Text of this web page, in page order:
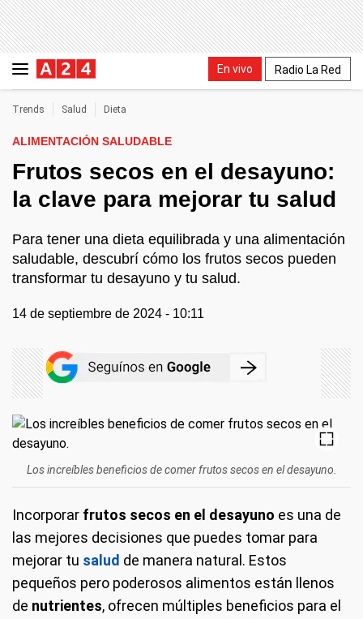
En vivo Radio La Red
Trends Salud Dieta
ALIMENTACIÓN SALUDABLE
Frutos secos en el desayuno:
la clave para mejorar tu salud
Para tener una dieta equilibrada y una alimentación
saludable, descubrí cómo los frutos secos pueden
transformar tu desayuno y tu salud.
14 de septiembre de 2024 - 10:11
Los increíbles beneficios de comer frutos secos en el desayuno.
Incorporar frutos secos en el desayuno es una de
las mejores decisiones que puedes tomar para
mejorar tu salud de manera natural. Estos
pequeños pero poderosos alimentos están llenos
de nutrientes, ofrecen múltiples beneficios para el